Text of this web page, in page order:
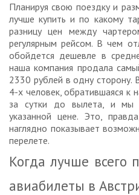
Планируя свою поездку и
лучше купить и по какому
разницу цен между
регулярным рейсом. В чем
обойдется дешевле в
наша компания продала
2330 рублей в одну сторону.
4-х человек, обратившаяся к
за сутки до вылета, и мы
указанной цене. Это,
наглядно показывает
перелете.
Когда лучше всего
авиабилеты в